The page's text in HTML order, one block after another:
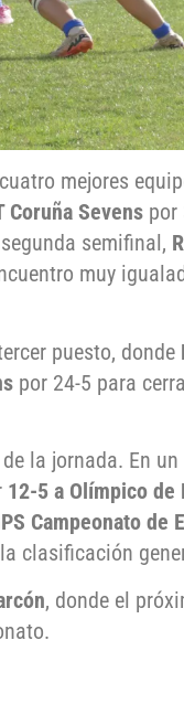
mejores
Coruña Sevens por
semifinal,
muy
puesto, donde
por 24-5 para
la jornada. En un
12-5 a Olímpico de
Campeonato de
clasificación
, donde el